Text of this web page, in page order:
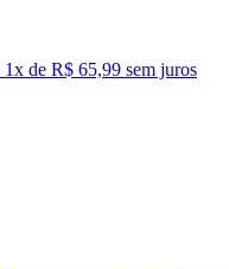
1x de R$ 65,99 sem juros